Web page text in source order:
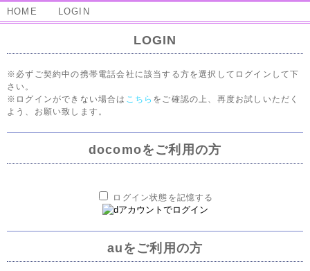
HOME LOGIN
LOGIN
※必ずご契約中の携帯電話会社に該当する方を選択してログインして下
さい。
※ログインができない場合は こちら をご確認の上、再度お試しいただく
よう、お願い致します。
docomoをご利用の方
ログイン状態を記憶する
auをご利用の方